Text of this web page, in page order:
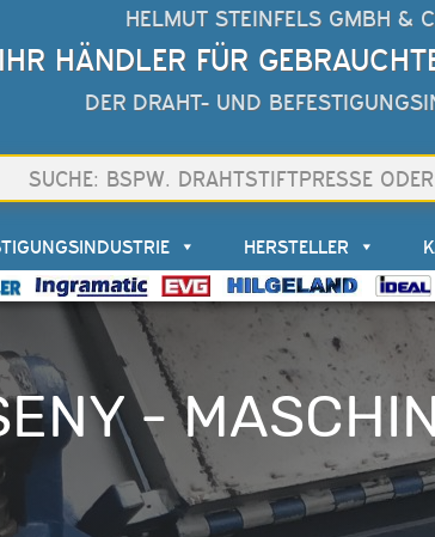
HELMUT STEINFELS GMBH &
IHR HÄNDLER FÜR
DER DRAHT- UND
HERSTELLER
-